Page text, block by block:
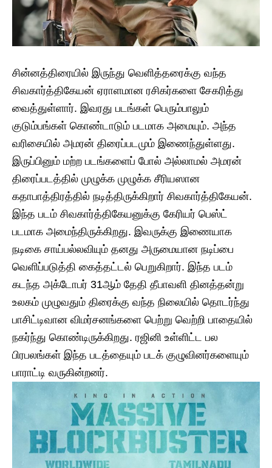
சின்னத்திரையில் இருந்து வெளித்தரைக்கு வந்த
சிவகார்த்திகேயன் ஏராளமான ரசிகர்களை சேகரித்து
வைத்துள்ளார். இவரது படங்கள் பெரும்பாலும்
குடும்பங்கள் கொண்டாடும் படமாக அமையும். அந்த
வரிசையில் அமரன் திரைப்படமும் இணைந்துள்ளது.
இருப்பினும் மற்ற படங்களைப் போல் அல்லாமல் அமரன்
திரைப்படத்தில் முழுக்க முழுக்க சீரியஸான
கதாபாத்திரத்தில் நடித்திருக்கிறார் சிவகார்த்திகேயன்.
இந்த படம் சிவகார்த்திகேயனுக்கு கேரியர் பெஸ்ட்
படமாக அமைந்திருக்கிறது. இவருக்கு இணையாக
நடிகை சாய்பல்லவியும் தனது அருமையான நடிப்பை
வெளிப்படுத்தி கைத்தட்டல் பெறுகிறார். இந்த படம்
கடந்த அக்டோபர் 31ஆம் தேதி தீபாவளி தினத்தன்று
உலகம் முழுவதும் திரைக்கு வந்த நிலையில் தொடர்ந்து
பாசிட்டிவான விமர்சனங்களை பெற்று வெற்றி பாதையில்
நகர்ந்து கொண்டிருக்கிறது. ரஜினி உள்ளிட்ட பல
பிரபலங்கள் இந்த படத்தையும் படக் குழுவினர்களையும்
பாராட்டி வருகின்றனர்.